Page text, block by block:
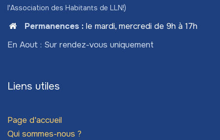
l'Association des Habitants de LLN!)
Permanences: le mardi, mercredi de 9h à 17h
En Aout : Sur rendez-vous uniquement
Liens utiles
Page d'accueil
Qui sommes-nous ?